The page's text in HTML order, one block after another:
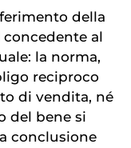
della
al
la norma,
reciproco
di vendita, né
del bene si
conclusione